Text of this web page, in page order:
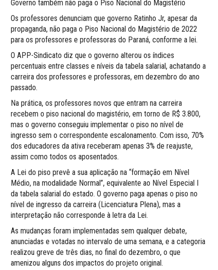
Governo também não paga o Piso Nacional do Magistério
Os professores denunciam que governo Ratinho Jr, apesar da
propaganda, não paga o Piso Nacional do Magistério de 2022
para os professores e professoras do Paraná, conforme a lei.
O APP-Sindicato diz que o governo alterou os índices
percentuais entre classes e níveis da tabela salarial, achatando a
carreira dos professores e professoras, em dezembro do ano
passado.
Na prática, os professores novos que entram na carreira
recebem o piso nacional do magistério, em torno de R$ 3.800,
mas o governo conseguiu implementar o piso no nível de
ingresso sem o correspondente escalonamento. Com isso, 70%
dos educadores da ativa receberam apenas 3% de reajuste,
assim como todos os aposentados.
A Lei do piso prevê a sua aplicação na “formação em Nível
Médio, na modalidade Normal”, equivalente ao Nível Especial I
da tabela salarial do estado. O governo paga apenas o piso no
nível de ingresso da carreira (Licenciatura Plena), mas a
interpretação não corresponde à letra da Lei.
As mudanças foram implementadas sem qualquer debate,
anunciadas e votadas no intervalo de uma semana, e a categoria
realizou greve de três dias, no final do dezembro, o que
amenizou alguns dos impactos do projeto original.